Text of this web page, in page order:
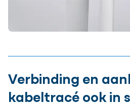
Verbinding en
kabeltracé ook in